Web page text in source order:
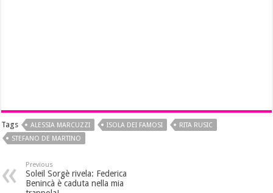
Tags ALESSIA MARCUZZI ISOLA DEI FAMOSI
RITA RUSIC
STEFANO DE MARTINO
Previous
Soleil Sorgè rivela: Federica
Benincà è caduta nella mia